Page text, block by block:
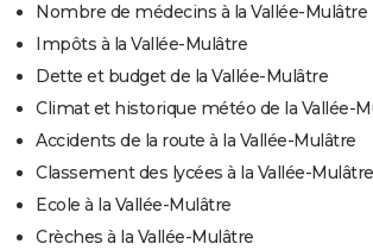
Nombre de médecins à la Vallée-Mulâtre
Impôts à la Vallée-Mulâtre
Dette et budget de la Vallée-Mulâtre
Climat et historique météo de la Vallée-
Accidents de la route à la Vallée-Mulâtre
Classement des lycées à la Vallée-Mulâtre
Ecole à la Vallée-Mulâtre
Crèches à la Vallée-Mulâtre